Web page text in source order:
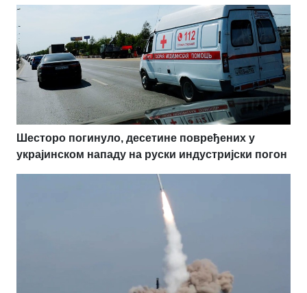
Шесторо погинуло, десетине повређених у
украјинском нападу на руски индустријски погон